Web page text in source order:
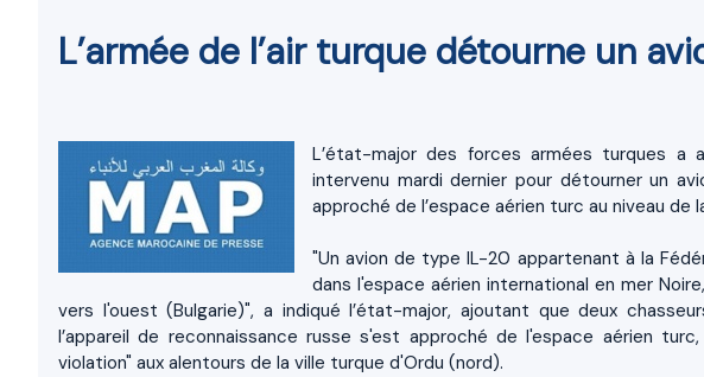
L’armée de l’air turque détourne un
L’état-major des forces armées turques a
intervenu mardi dernier pour détourner un
approché de l’espace aérien turc au niveau de
"Un avion de type IL-20 appartenant à la
dans l'espace aérien international en mer
vers l'ouest (Bulgarie)", a indiqué l’état-major, ajoutant que deux
l’appareil de reconnaissance russe s'est approché de l'espace aérien
violation" aux alentours de la ville turque d'Ordu (nord).